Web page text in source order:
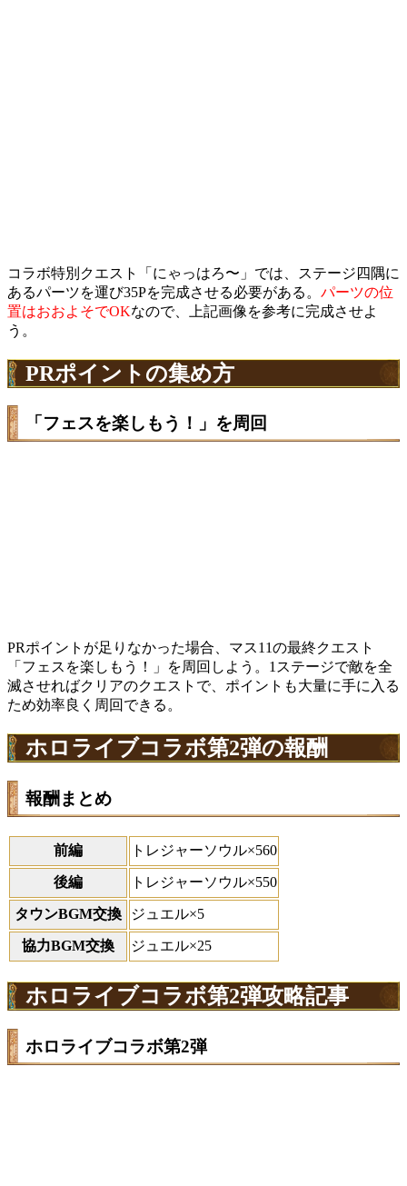
コラボ特別クエスト「にゃっはろ〜」では、ステージ四隅に
あるパーツを運び35Pを完成させる必要がある。 パーツの位
置はおおよそでOKなので、上記画像を参考に完成させよ
う。
PRポイントの集め方
「フェスを楽しもう！」を周回
PRポイントが足りなかった場合、マス11の最終クエスト
「フェスを楽しもう！」を周回しよう。1ステージで敵を全
滅させればクリアのクエストで、ポイントも大量に手に入る
ため効率良く周回できる。
ホロライブコラボ第2弾の報酬
報酬まとめ
前編 トレジャーソウル×560
後編 トレジャーソウル×550
タウンBGM交換 ジュエル×5
協力BGM交換 ジュエル×25
ホロライブコラボ第2弾攻略記事
ホロライブコラボ第2弾